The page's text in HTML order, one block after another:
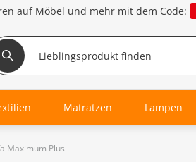
auf Möbel und mehr mit dem Code:
Matratzen Lampen
Maximum Plus